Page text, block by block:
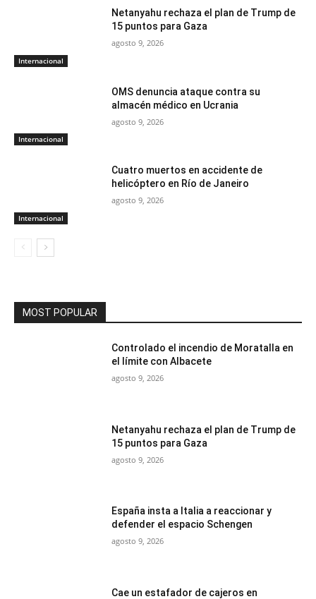
Internacional
Netanyahu rechaza el plan de Trump de
15 puntos para Gaza
agosto 9, 2026
Internacional
OMS denuncia ataque contra su
almacén médico en Ucrania
agosto 9, 2026
Internacional
Cuatro muertos en accidente de
helicóptero en Río de Janeiro
agosto 9, 2026
MOST POPULAR
Controlado el incendio de Moratalla en
el límite con Albacete
agosto 9, 2026
Netanyahu rechaza el plan de Trump de
15 puntos para Gaza
agosto 9, 2026
España insta a Italia a reaccionar y
defender el espacio Schengen
agosto 9, 2026
Cae un estafador de cajeros en